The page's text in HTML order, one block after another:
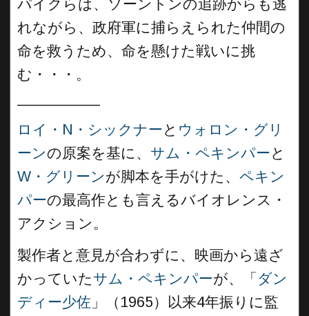
パイクらは、ソーントンの追跡からも逃
れながら、政府軍に捕らえられた仲間の
命を救うため、命を懸けた戦いに挑
む・・・。
ロイ・N・シックナーと ウォロン・グリ
ーンの原案を基に、 サム・ペキンパーと
W・グリーンが脚本を手がけた、 ペキン
パーの最高作とも言えるバイオレンス・
アクション。
製作者と意見が合わずに、映画から遠ざ
かっていたサム・ペキンパーが、「 ダン
ディー少佐 」（1965）以来4年振りに監